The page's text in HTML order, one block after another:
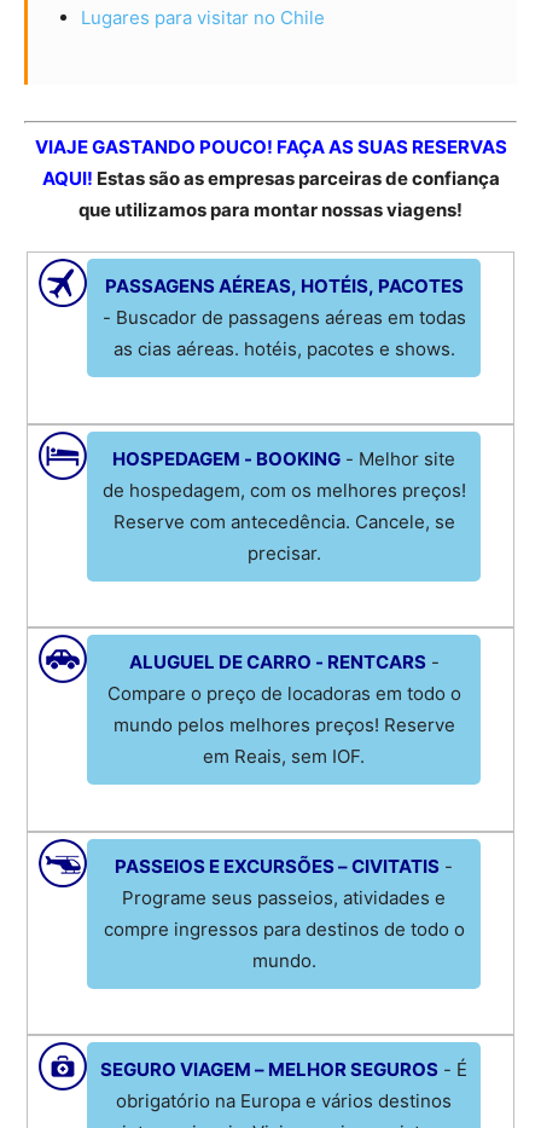
Lugares para visitar no Chile
VIAJE GASTANDO POUCO! FAÇA AS SUAS RESERVAS
AQUI! Estas são as empresas parceiras de confiança
que utilizamos para montar nossas viagens!
PASSAGENS AÉREAS, HOTÉIS, PACOTES
- Buscador de passagens aéreas em todas
as cias aéreas. hotéis, pacotes e shows.
HOSPEDAGEM - BOOKING - Melhor site
de hospedagem, com os melhores preços!
Reserve com antecedência. Cancele, se
precisar.
ALUGUEL DE CARRO - RENTCARS-
Compare o preço de locadoras em todo o
mundo pelos melhores preços! Reserve
em Reais, sem IOF.
PASSEIOS E EXCURSÕES – CIVITATIS -
Programe seus passeios, atividades e
compre ingressos para destinos de todo o
mundo.
SEGURO VIAGEM – MELHOR SEGUROS - É
obrigatório na Europa e vários destinos